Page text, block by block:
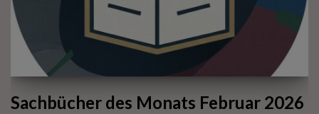
Sachbücher des Monats Februar 2026